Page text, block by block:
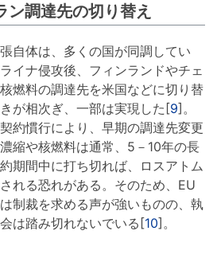
ン調達先の切り替え
自体は、多くの国が同調してい
イナ侵攻後、フィンランドやチェ
燃料の調達先を米国などに切り替
が相次ぎ、一部は実現した[9]。
約慣行により、早期の調達先変更
縮や核燃料は通常、5－10年の長
期間中に打ち切れば、ロスアトム
れる恐れがある。そのため、EU
制裁を求める声が強いものの、執
は踏み切れないでいる[10]。